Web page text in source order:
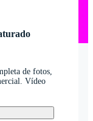
de fotos,
Vídeo